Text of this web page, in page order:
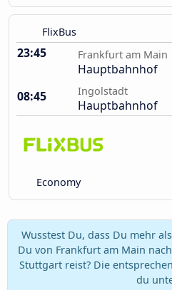
FlixBus
23:45 Frankfurt am Main
Hauptbahnhof
08:45
Ingolstadt
Hauptbahnhof
Economy
Wusstest Du, dass Du mehr
Du von Frankfurt am Main
Stuttgart reist? Die
du